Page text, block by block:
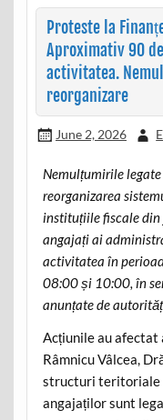
Proteste la
Aproximativ 90
activitatea.
reorganizare
June 2, 2026
Nemulțumirile
reorganizarea
instituțiile fiscale din
angajați ai
activitatea în
08:00 și 10:00, în
anunțate de
Acțiunile au
Râmnicu Vâlcea,
structuri teritoriale
angajaților sunt